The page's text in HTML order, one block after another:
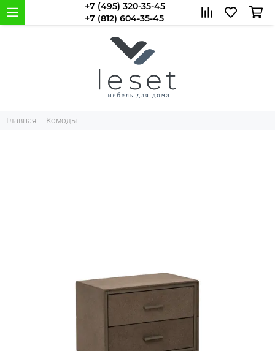
+7 (495) 320-35-45
+7 (812) 604-35-45
Главная Комоды